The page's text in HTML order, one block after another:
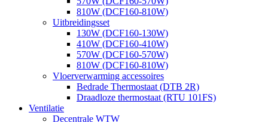
810W (DCF160-810W)
Uitbreidingsset
130W (DCF160-130W)
410W (DCF160-410W)
570W (DCF160-570W)
810W (DCF160-810W)
Vloerverwarming accessoires
Bedrade Thermostaat (DTB 2R)
Draadloze thermostaat (RTU 101FS)
Ventilatie
Decentrale WTW